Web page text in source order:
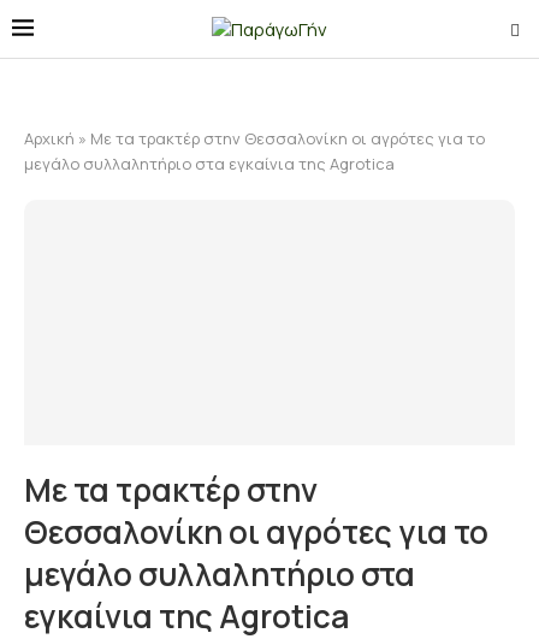
Αρχική » Με τα τρακτέρ στην Θεσσαλονίκη οι αγρότες για το
μεγάλο συλλαλητήριο στα εγκαίνια της Agrotica
Με τα τρακτέρ στην
Θεσσαλονίκη οι αγρότες για το
μεγάλο συλλαλητήριο στα
εγκαίνια της Agrotica